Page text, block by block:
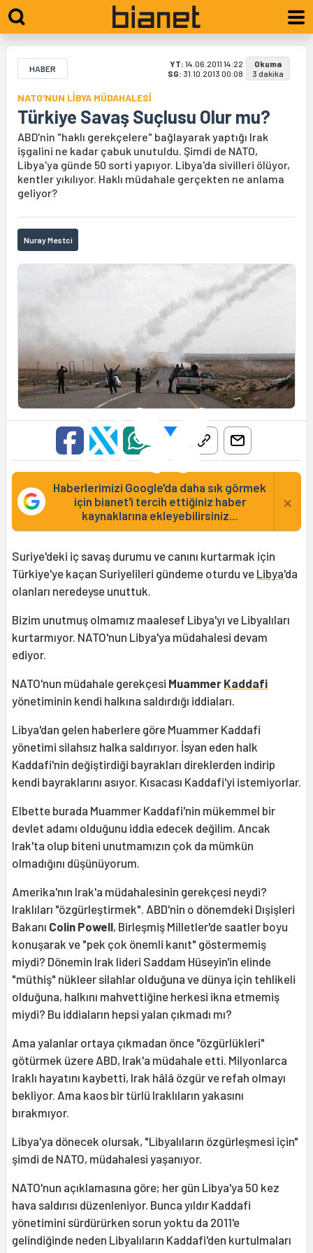
HABER YT: 14.06.2011 14:22
SG: 31.10.2013 00:08
Okuma
3 dakika
NATO'NUN LİBYA MÜDAHALESİ
Türkiye Savaş Suçlusu Olur mu?
ABD'nin "haklı gerekçelere" bağlayarak yaptığı Irak
işgalini ne kadar çabuk unutuldu. Şimdi de NATO,
Libya'ya günde 50 sorti yapıyor. Libya'da sivilleri ölüyor,
kentler yıkılıyor. Haklı müdahale gerçekten ne anlama
geliyor?
Nuray Mestci
Haberlerimizi Google'da daha sık görmek
için bianet'i tercih ettiğiniz haber
kaynaklarına ekleyebilirsiniz...
×
Suriye'deki iç savaş durumu ve canını kurtarmak için
Türkiye'ye kaçan Suriyelileri gündeme oturdu ve Libya'da
olanları neredeyse unuttuk.
Bizim unutmuş olmamız maalesef Libya'yı ve Libyalıları
kurtarmıyor. NATO'nun Libya'ya müdahalesi devam
ediyor.
NATO'nun müdahale gerekçesi Muammer Kaddafi
yönetiminin kendi halkına saldırdığı iddiaları.
Libya'dan gelen haberlere göre Muammer Kaddafi
yönetimi silahsız halka saldırıyor. İsyan eden halk
Kaddafi'nin değiştirdiği bayrakları direklerden indirip
kendi bayraklarını asıyor. Kısacası Kaddafi'yi istemiyorlar.
Elbette burada Muammer Kaddafi'nin mükemmel bir
devlet adamı olduğunu iddia edecek değilim. Ancak
Irak'ta olup biteni unutmamızın çok da mümkün
olmadığını düşünüyorum.
Amerika'nın Irak'a müdahalesinin gerekçesi neydi?
Iraklıları "özgürleştirmek". ABD'nin o dönemdeki Dışişleri
Bakanı Colin Powell, Birleşmiş Milletler'de saatler boyu
konuşarak ve "pek çok önemli kanıt" göstermemiş
miydi? Dönemin Irak lideri Saddam Hüseyin'in elinde
"müthiş" nükleer silahlar olduğuna ve dünya için tehlikeli
olduğuna, halkını mahvettiğine herkesi ikna etmemiş
miydi? Bu iddiaların hepsi yalan çıkmadı mı?
Ama yalanlar ortaya çıkmadan önce "özgürlükleri"
götürmek üzere ABD, Irak'a müdahale etti. Milyonlarca
Iraklı hayatını kaybetti, Irak hâlâ özgür ve refah olmayı
bekliyor. Ama kaos bir türlü Iraklıların yakasını
bırakmıyor.
Libya'ya dönecek olursak, "Libyalıların özgürleşmesi için"
şimdi de NATO, müdahalesi yaşanıyor.
NATO'nun açıklamasına göre; her gün Libya'ya 50 kez
hava saldırısı düzenleniyor. Bunca yıldır Kaddafi
yönetimini sürdürürken sorun yoktu da 2011'e
gelindiğinde neden Libyalıların Kaddafi'den kurtulmaları